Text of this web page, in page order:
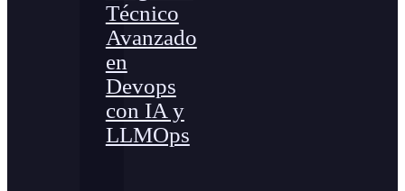
Técnico
Avanzado
en
Devops
con IA y
LLMOps